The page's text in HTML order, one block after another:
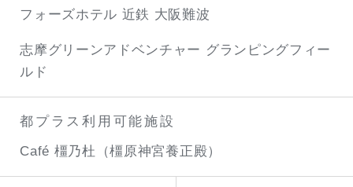
フォーズホテル 近鉄 大阪難波
志摩グリーンアドベンチャー グランピングフィー
ルド
都プラス利用可能施設
Café 橿乃杜（橿原神宮養正殿）